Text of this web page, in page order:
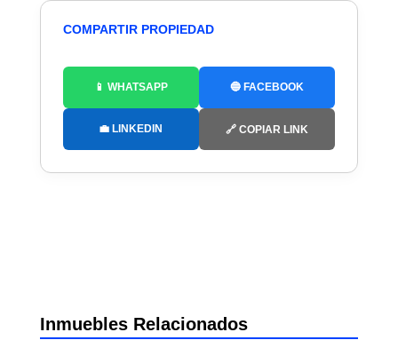
COMPARTIR PROPIEDAD
📱 WHATSAPP 🔵 FACEBOOK
💼 LINKEDIN 🔗 COPIAR LINK
Inmuebles Relacionados